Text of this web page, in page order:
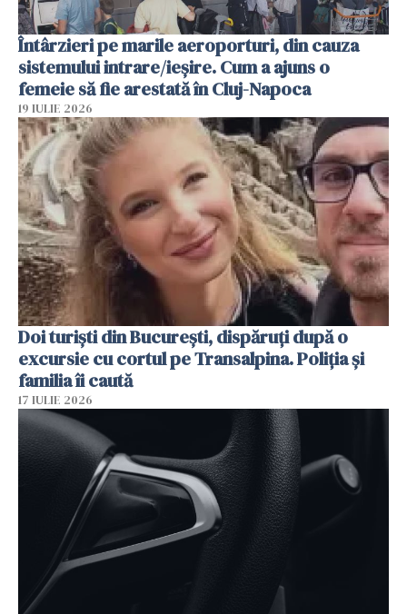
Întârzieri pe marile aeroporturi, din cauza
sistemului intrare/ieșire. Cum a ajuns o
femeie să fie arestată în Cluj-Napoca
19 IULIE 2026
Doi turiști din București, dispăruți după o
excursie cu cortul pe Transalpina. Poliția și
familia îi caută
17 IULIE 2026